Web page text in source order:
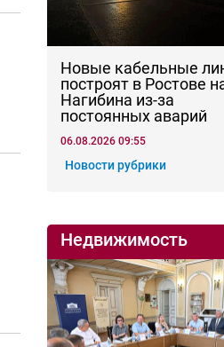
Новые кабельные
построят в Ростове
Нагибина из-за
постоянных аварий
06.08.2026 09:55
Новости рубрики
Недвижимость